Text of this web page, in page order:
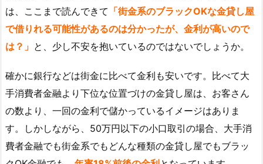
は、ここまで読んできて 「街金系のブラックOKな金貸し屋
で借りれる可能性があるのは分かったが、金利が高いので
は？」 と、少し不安を抱いているのではないでしょうか。
確かに銀行などは街金に比べて金利も安いです。比べて大
手消費者金融より下位な位置づけの金貸し屋は、お客さん
の数より、一回の金利で儲かっているイメージはありま
す。しかしながら、50万円以下の小口取引の場合、大手消
費者金融でも街金系でもどんな種類の金貸し屋でもブラッ